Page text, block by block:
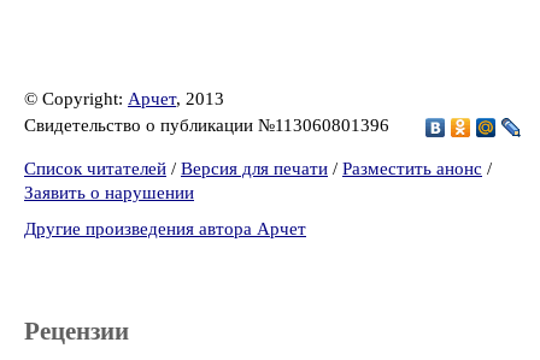
© Copyright: Арчет, 2013
Свидетельство о публикации №113060801396
Список читателей / Версия для печати / Разместить анонс /
Заявить о нарушении
Другие произведения автора Арчет
Рецензии